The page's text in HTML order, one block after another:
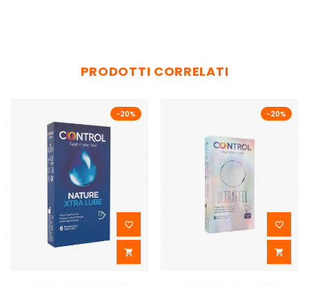
PRODOTTI CORRELATI
-20%


-20%

